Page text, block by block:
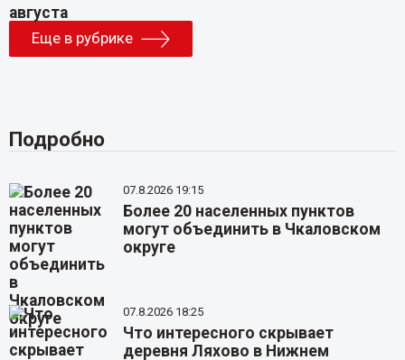
Еще в рубрике
Подробно
07.8.2026 19:15
Более 20 населенных пунктов
могут объединить в Чкаловском
округе
07.8.2026 18:25
Что интересного скрывает
деревня Ляхово в Нижнем